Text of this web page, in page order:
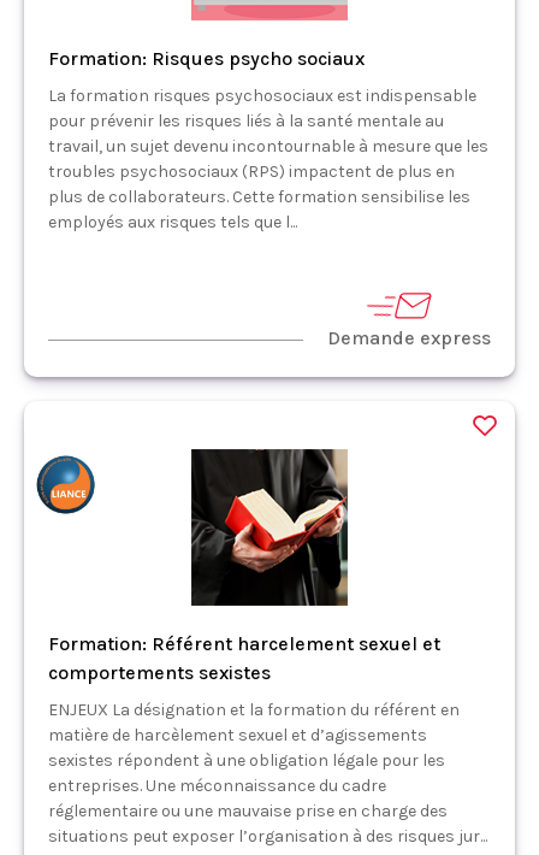
Formation: Risques psycho sociaux
La formation risques psychosociaux est indispensable
pour prévenir les risques liés à la santé mentale au
travail, un sujet devenu incontournable à mesure que les
troubles psychosociaux (RPS) impactent de plus en
plus de collaborateurs. Cette formation sensibilise les
employés aux risques tels que l...
Demande express
Formation: Référent harcelement sexuel et
comportements sexistes
ENJEUX La désignation et la formation du référent en
matière de harcèlement sexuel et d’agissements
sexistes répondent à une obligation légale pour les
entreprises. Une méconnaissance du cadre
réglementaire ou une mauvaise prise en charge des
situations peut exposer l’organisation à des risques jur...